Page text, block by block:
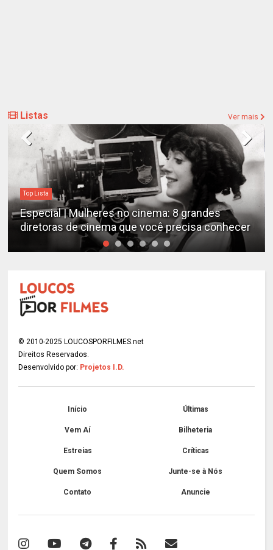
Listas Ver mais
Top Lista
Especial | Mulheres no cinema: 8 grandes
diretoras de cinema que você precisa conhecer
© 2010-2025 LOUCOSPORFILMES.net
Direitos Reservados.
Desenvolvido por: Projetos I.D.
Início Últimas
Vem Aí Bilheteria
Estreias Críticas
Quem Somos Junte-se à Nós
Contato Anuncie